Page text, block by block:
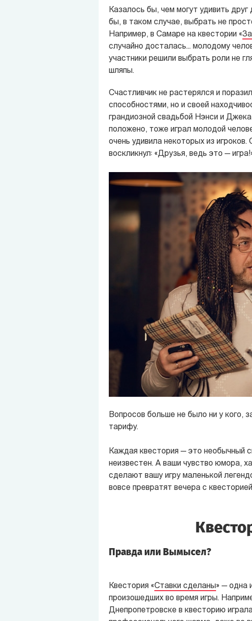
Казалось бы, чем могут удивить
бы, в таком случае, выбрать не
Например, в Самаре на квестории «
случайно досталась... молодому
участники решили выбрать роли не
шляпы.
Счастливчик не растерялся и
способностями, но и своей
грандиозной свадьбой Нэнси и
положено, тоже играл молодой
очень удивила некоторых из
воскликнул: «Друзья, ведь это —
Вопросов больше не было ни у кого,
тарифу.
Каждая квестория — это необычный
неизвестен. А ваши чувство юмора,
сделают вашу игру маленькой
вовсе превратят вечера с
Правда или Вымысел?
Квестория «Ставки сделаны» — одна
произошедших во время игры.
Днепропетровске в квесторию